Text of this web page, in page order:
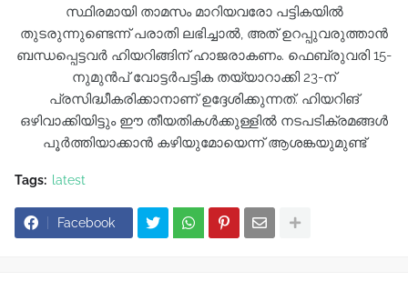
സ്ഥിരമായി താമസം മാറിയവരോ പട്ടികയിൽ
തുടരുന്നുണ്ടെന്ന് പരാതി ലഭിച്ചാൽ, അത് ഉറപ്പുവരുത്താൻ
ബന്ധപ്പെട്ടവർ ഹിയറിങ്ങിന് ഹാജരാകണം. ഫെബ്രുവരി 15-
നുമുൻപ് വോട്ടർപട്ടിക തയ്യാറാക്കി 23-ന്
പ്രസിദ്ധീകരിക്കാനാണ് ഉദ്ദേശിക്കുന്നത്. ഹിയറിങ്
ഒഴിവാക്കിയിട്ടും ഈ തീയതികൾക്കുള്ളിൽ നടപടിക്രമങ്ങൾ
പൂർത്തിയാക്കാൻ കഴിയുമോയെന്ന് ആശങ്കയുമുണ്ട്
Tags: latest
Facebook